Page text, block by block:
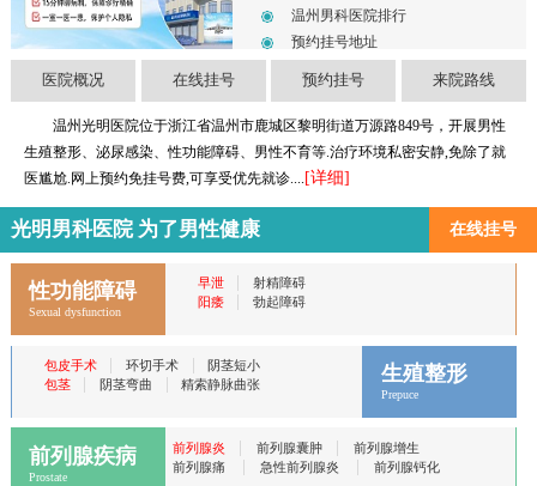
温州男科医院排行
预约挂号地址
医院概况 在线挂号 预约挂号 来院路线
温州光明医院位于浙江省温州市鹿城区黎明街道万源路849号，开展男性
生殖整形、泌尿感染、性功能障碍、男性不育等.治疗环境私密安静,免除了就
医尴尬.网上预约免挂号费,可享受优先就诊.... [详细]
光明男科医院 为了男性健康 在线挂号
性功能障碍
Sexual dysfunction
早泄
射精障碍
阳痿
勃起障碍
包皮手术 | 环切手术 |
阴茎短小
包茎
| 阴茎弯曲 | 精索静脉曲张 生殖整形
Prepuce
前列腺疾病
Prostate
前列腺炎 前列腺囊肿
前列腺增生
前列腺痛
急性前列腺炎 前列腺钙化